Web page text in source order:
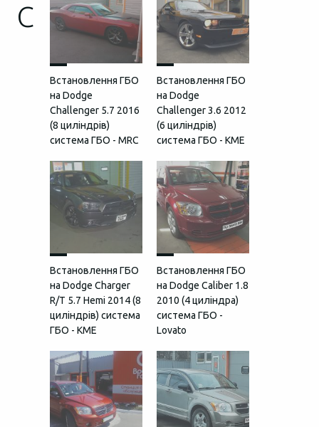
C
Встановлення ГБО
на Dodge
Challenger 5.7 2016
(8 циліндрів)
система ГБО - MRC
Встановлення ГБО
на Dodge
Challenger 3.6 2012
(6 циліндрів)
система ГБО - KME
Встановлення ГБО
на Dodge Charger
R/T 5.7 Hemi 2014 (8
циліндрів) система
ГБО - KME
Встановлення ГБО
на Dodge Caliber 1.8
2010 (4 циліндра)
система ГБО -
Lovato